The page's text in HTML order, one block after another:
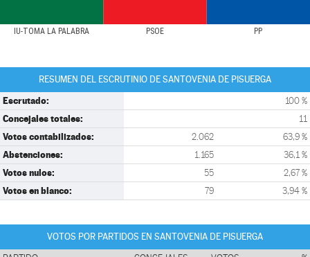
IU-TOMA LA PALABRA PSOE PP
RESUMEN DEL ESCRUTINIO DE SANTOVENIA DE PISUERGA
Escrutado: 100 %
Concejales totales: 11
Votos contabilizados: 2.062 63,9 %
Abstenciones: 1.165 36,1 %
Votos nulos: 55 2,67 %
Votos en blanco: 79 3,94 %
VOTOS POR PARTIDOS EN SANTOVENIA DE PISUERGA